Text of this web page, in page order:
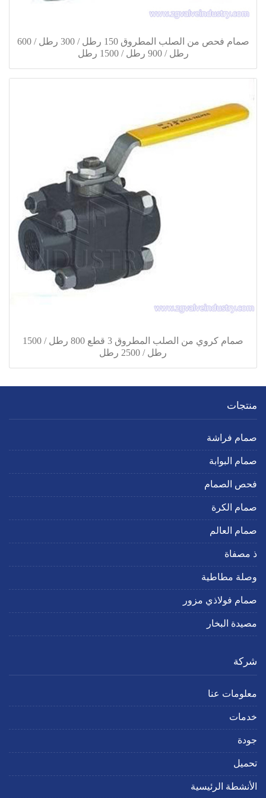
صمام فحص من الصلب المطروق 150 رطل / 300 رطل / 600
رطل / 900 رطل / 1500 رطل
صمام كروي من الصلب المطروق 3 قطع 800 رطل / 1500
رطل / 2500 رطل
منتجات
صمام فراشة
صمام البوابة
فحص الصمام
صمام الكرة
صمام العالم
ذ مصفاة
وصلة مطاطية
صمام فولاذي مزور
مصيدة البخار
شركة
معلومات عنا
خدمات
جودة
تحميل
الأنشطة الرئيسية